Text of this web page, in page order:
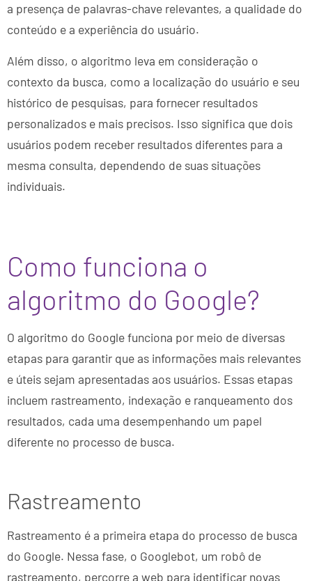
a presença de palavras-chave relevantes, a qualidade do
conteúdo e a experiência do usuário.
Além disso, o algoritmo leva em consideração o
contexto da busca, como a localização do usuário e seu
histórico de pesquisas, para fornecer resultados
personalizados e mais precisos. Isso significa que dois
usuários podem receber resultados diferentes para a
mesma consulta, dependendo de suas situações
individuais.
Como funciona o
algoritmo do Google?
O algoritmo do Google funciona por meio de diversas
etapas para garantir que as informações mais relevantes
e úteis sejam apresentadas aos usuários. Essas etapas
incluem rastreamento, indexação e ranqueamento dos
resultados, cada uma desempenhando um papel
diferente no processo de busca.
Rastreamento
Rastreamento é a primeira etapa do processo de busca
do Google. Nessa fase, o Googlebot, um robô de
rastreamento, percorre a web para identificar novas